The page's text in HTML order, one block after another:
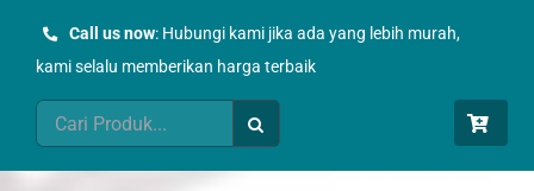
Call us now: Hubungi kami jika ada yang lebih murah,
kami selalu memberikan harga terbaik
Search
for: